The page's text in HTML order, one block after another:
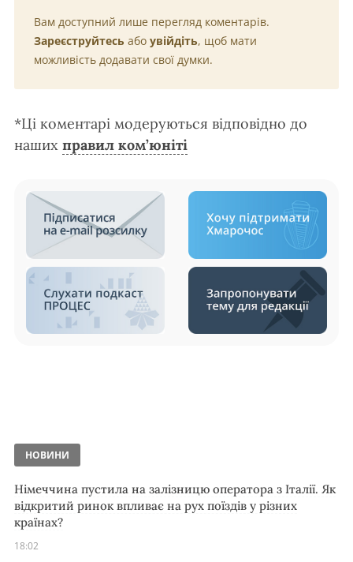
Вам доступний лише перегляд коментарів.
Зареєструйтесь або увійдіть, щоб мати
можливість додавати свої думки.
*Ці коментарі модеруються відповідно до
наших правил ком’юніті
НОВИНИ
Німеччина пустила на залізницю оператора з Італії. Як
відкритий ринок впливає на рух поїздів у різних
країнах?
18:02